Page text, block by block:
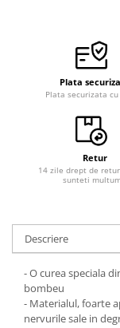
Plata
Plata securizata
Retur
14 zile drept de
sunteti
Descriere
- O curea speciala
bombeu
- Materialul, foarte
nervurile sale in